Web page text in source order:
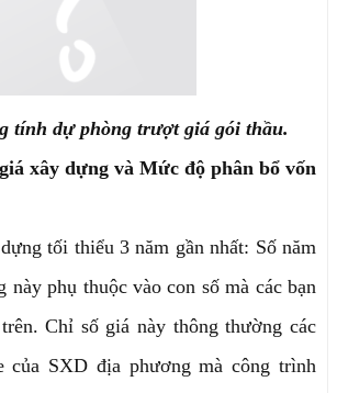
tính dự phòng trượt giá gói thầu.
xây dựng và Mức độ phân bổ vốn
tối thiểu 3 năm gần nhất: Số năm
này phụ thuộc vào con số mà các bạn
Chỉ số giá này thông thường các
của SXD địa phương mà công trình